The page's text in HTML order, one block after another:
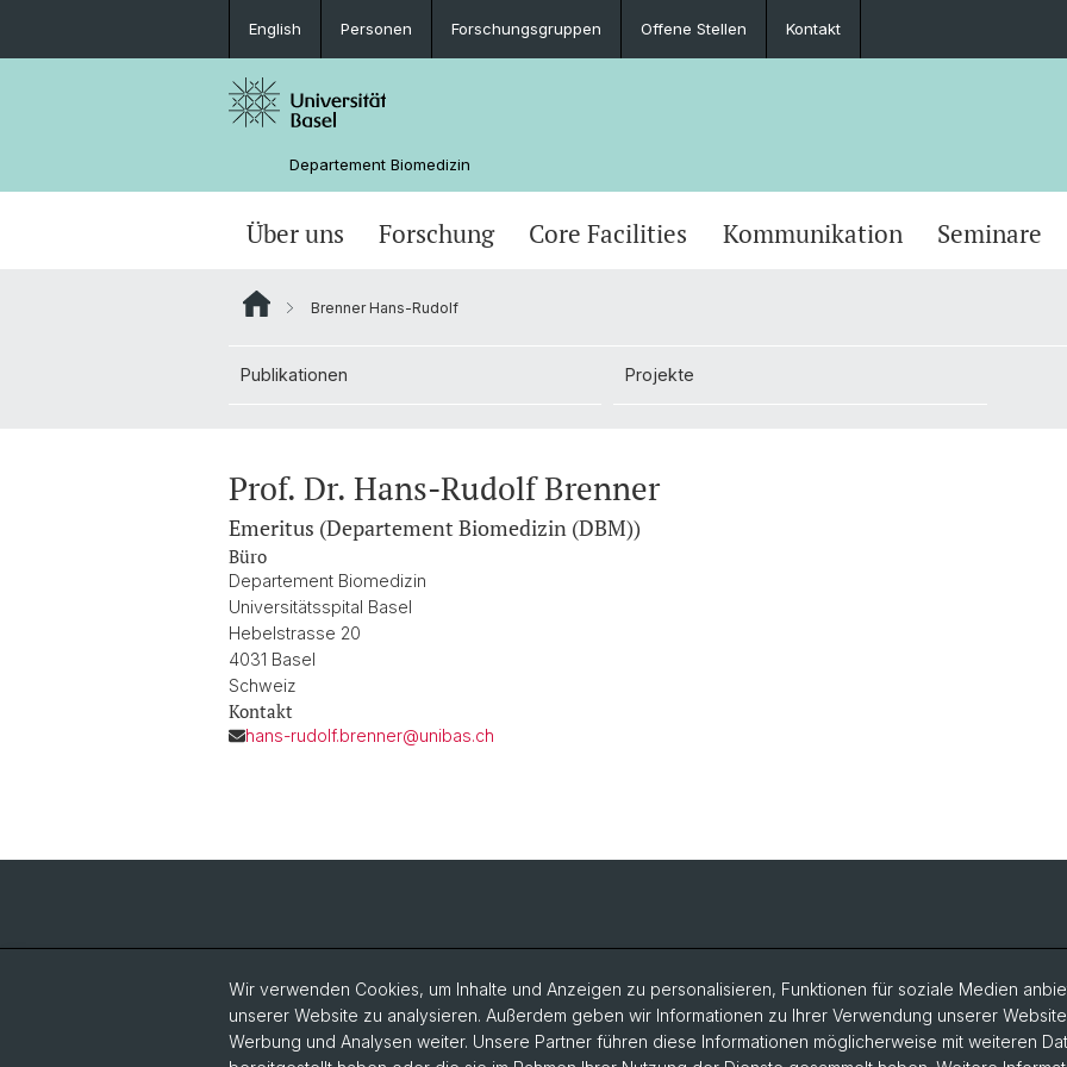
English Personen Forschungsgruppen Offene Stellen Kontakt
Departement Biomedizin
Über uns Forschung Core Facilities Kommunikation Seminare
Brenner Hans-Rudolf
Publikationen Projekte
Prof. Dr. Hans-Rudolf Brenner
Emeritus (Departement Biomedizin (DBM))
Büro
Departement Biomedizin
Universitätsspital Basel
Hebelstrasse 20
4031 Basel
Schweiz
Kontakt
hans-rudolf.brenner@unibas.ch
Wir verwenden Cookies, um Inhalte und Anzeigen zu personalisieren, Funktionen für soziale Medien
unserer Website zu analysieren. Außerdem geben wir Informationen zu Ihrer Verwendung unserer
Werbung und Analysen weiter. Unsere Partner führen diese Informationen möglicherweise mit weiteren